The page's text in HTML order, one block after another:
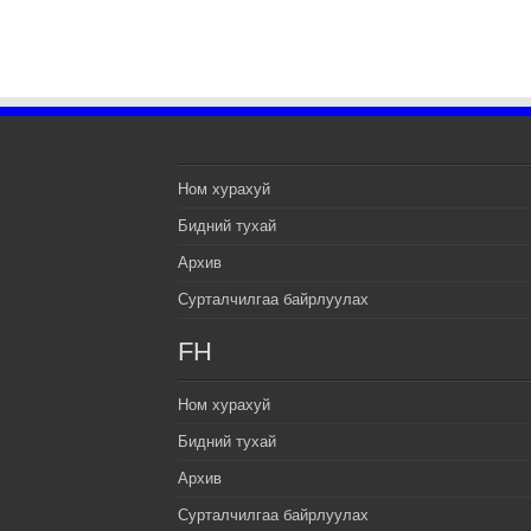
Ном хурахуй
Бидний тухай
Архив
Сурталчилгаа байрлуулах
FH
Ном хурахуй
Бидний тухай
Архив
Сурталчилгаа байрлуулах